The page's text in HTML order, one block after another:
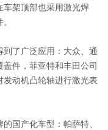
车架顶部也采用激光焊
到了广泛应用：大众、通
件，菲亚特和丰田公司
动机凸轮轴进行激光表
国产化车型：帕萨特、